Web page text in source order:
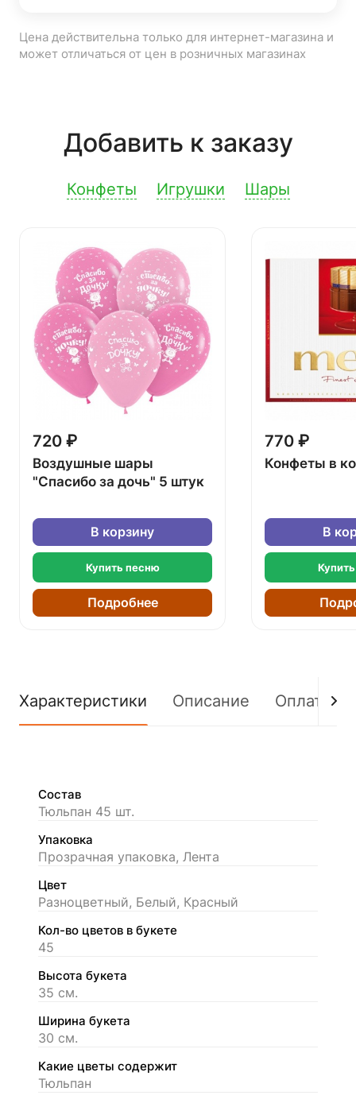
Цена действительна только для интернет-магазина и
может отличаться от цен в розничных магазинах
Добавить к заказу
Конфеты Игрушки Шары
720 ₽
Воздушные шары
"Спасибо за дочь" 5 штук
В корзину
Купить песню
Подробнее
770 ₽
Конфеты в
В
Характеристики Описание Оплата
Состав
Тюльпан 45 шт.
Упаковка
Прозрачная упаковка, Лента
Цвет
Разноцветный, Белый, Красный
Кол-во цветов в букете
45
Высота букета
35 см.
Ширина букета
30 см.
Какие цветы содержит
Тюльпан